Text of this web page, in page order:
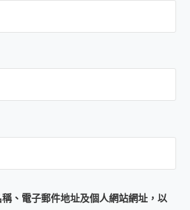
、電子郵件地址及個人網站網址，以